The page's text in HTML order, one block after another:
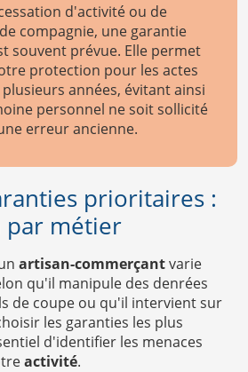
d'activité ou de
compagnie, une garantie
souvent prévue. Elle permet
protection pour les actes
années, évitant ainsi
personnel ne soit sollicité
erreur ancienne.
prioritaires :
par métier
artisan-commerçantvarie
qu'il manipule des denrées
de coupe ou qu'il intervient sur
les garanties les plus
d'identifier les menaces
activité.